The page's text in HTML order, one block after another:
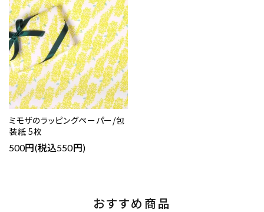
ミモザのラッピングペーパー/包
装紙 5枚
500円(税込550円)
おすすめ商品